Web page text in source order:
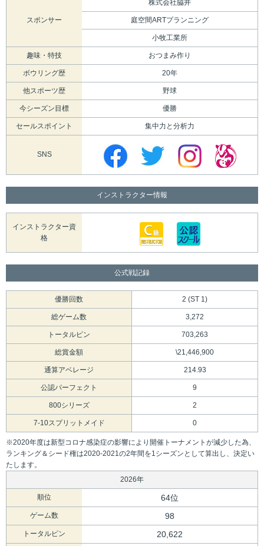
スポンサー
株式会社脇井
庭空間ARTプランニング
小牧工業所
趣味・特技 おつまみ作り
ボウリング歴 20年
他スポーツ歴 野球
今シーズン目標 優勝
セールスポイント 集中力と分析力
SNS
インストラクター情報
インストラクター資
格
公式戦記録
優勝回数 2 (ST 1)
総ゲーム数 3,272
トータルピン 703,263
総賞金額 \21,446,900
通算アベレージ 214.93
公認パーフェクト 9
800シリーズ 2
7-10スプリットメイド 0
※2020年度は新型コロナ感染症の影響により開催トーナメントが減少した為、
ランキング＆シード権は2020-2021の2年間を1シーズンとして算出し、決定い
たします。
2026年
順位 64位
ゲーム数 98
トータルピン 20,622